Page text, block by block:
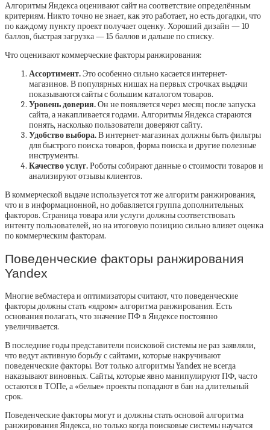
Алгоритмы Яндекса оценивают сайт на соответствие определённым
критериям. Никто точно не знает, как это работает, но есть догадки, что
по каждому пункту проект получает оценку. Хороший дизайн — 10
баллов, быстрая загрузка — 15 баллов и дальше по списку.
Что оценивают коммерческие факторы ранжирования:
Ассортимент.Это особенно сильно касается интернет-
магазинов. В популярных нишах на первых строчках выдачи
показываются сайты с большим каталогом товаров.
Уровень доверия.Он не появляется через месяц после запуска
сайта, а накапливается годами. Алгоритмы Яндекса стараются
понять, насколько пользователи доверяют сайту.
Удобство выбора.В интернет-магазинах должны быть фильтры
для быстрого поиска товаров, форма поиска и другие полезные
инструменты.
Качество услуг.Роботы собирают данные о стоимости товаров и
анализируют отзывы клиентов.
В коммерческой выдаче используется тот же алгоритм ранжирования,
что и в информационной, но добавляется группа дополнительных
факторов. Страница товара или услуги должны соответствовать
интенту пользователей, но на итоговую позицию сильно влияет оценка
по коммерческим факторам.
Поведенческие факторы ранжирования
Yandex
Многие вебмастера и оптимизаторы считают, что поведенческие
факторы должны стать «ядром» алгоритма ранжирования. Есть
основания полагать, что значение ПФ в Яндексе постоянно
увеличивается.
В последние годы представители поисковой системы не раз заявляли,
что ведут активную борьбу с сайтами, которые накручивают
поведенческие факторы. Вот только алгоритмы Yandex не всегда
наказывают виновных. Сайты, которые явно манипулируют ПФ, часто
остаются в ТОПе, а «белые» проекты попадают в бан на длительный
срок.
Поведенческие факторы могут и должны стать основой алгоритма
ранжирования Яндекса, но только когда поисковые системы научатся